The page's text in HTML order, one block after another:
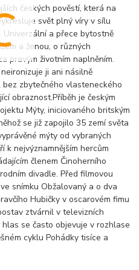
českých pověstí, která na
svět plný víry v sílu
Univerzální a přece bytostně
a ženou, o různých
pravým životním naplněním.
ji ani násilně
zbytečného vlasteneckého
obraznost.Příběh je českým
Mýty, iniciovaného britským
se již zapojilo 35 zemí světa
mýty od vybraných
k nejvýznamnějším hercům
členem Činoherního
divadle. Před filmovou
snímku Obžalovaný a o dva
Hubičky v oscarovém fimu
ztvárnil v televizních
se často objevuje v rozhlase
cyklu Pohádky tisíce a